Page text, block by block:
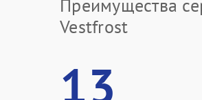
Преимущества
Vestfrost
13